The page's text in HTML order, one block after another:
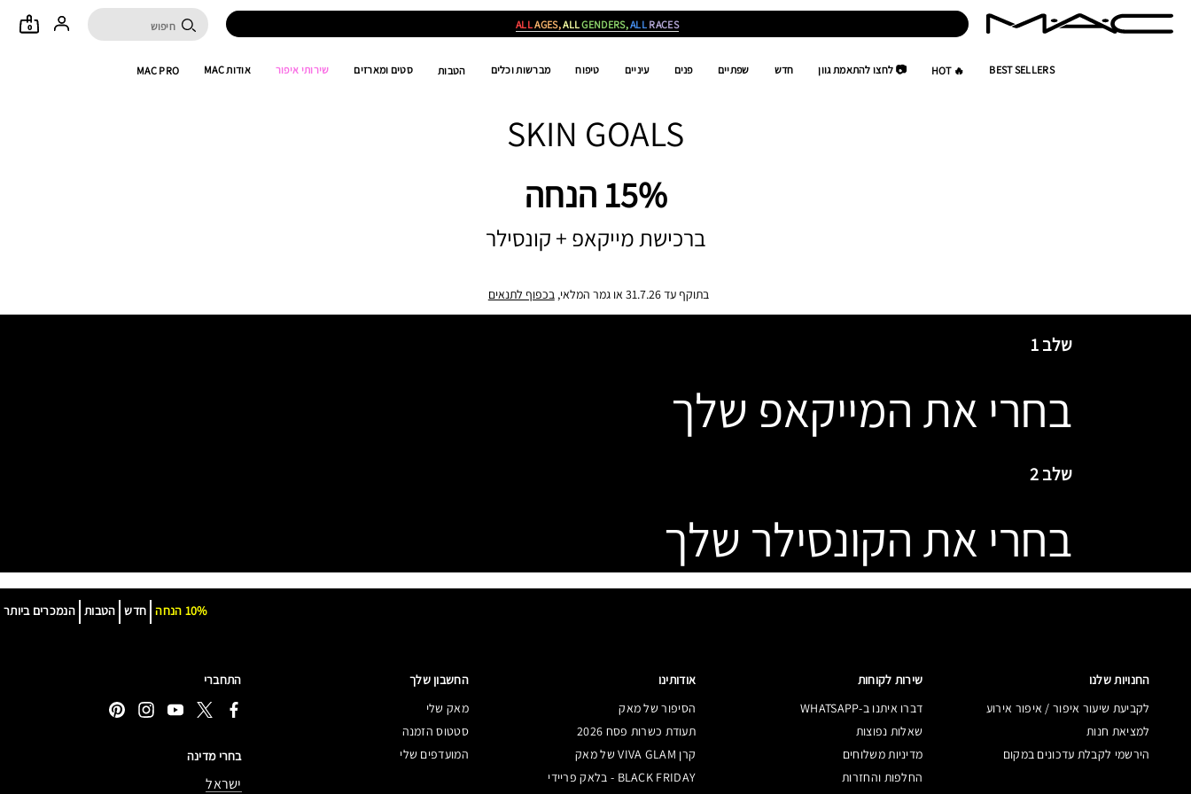
ALLAGES,ALLGENDERS,ALL RACES
0
BEST SELLERS
🔥 HOT 📷 לחצו להתאמת גוון חדש שפתיים פנים עיניים טיפוח מברשות וכלים הטבות סטים ומארזים שירותי איפור אודות MAC MAC PRO
SKIN GOALS
15% הנחה
ברכישת מייקאפ + קונסילר
בתוקף עד 31.7.26 או גמר המלאי, בכפוף לתנאים
שלב 1
בחרי את המייקאפ שלך
שלב 2
בחרי את הקונסילר שלך
הנמכרים ביותר הטבות חדש 10% הנחה
החנויות שלנו
לקביעת שיעור איפור / איפור אירוע
למציאת חנות
הירשמי לקבלת עדכונים במקום
שירות לקוחות
דברו איתנו ב-WHATSAPP
שאלות נפוצות
מדיניות משלוחים
החלפות והחזרות
אודותינו
הסיפור של מאק
תעודת כשרות פסח 2026
קרן VIVA GLAM של מאק
BLACK FRIDAY - בלאק פריידי
החשבון שלך
מאק שלי
סטטוס הזמנה
המועדפים שלי
התחברי
בחרי מדינה
ישראל